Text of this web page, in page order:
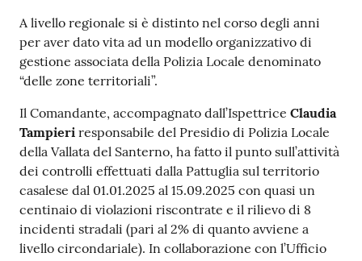
A livello regionale si è distinto nel corso degli anni
per aver dato vita ad un modello organizzativo di
gestione associata della Polizia Locale denominato
“delle zone territoriali”.
Il Comandante, accompagnato dall’Ispettrice Claudia
Tampieri responsabile del Presidio di Polizia Locale
della Vallata del Santerno, ha fatto il punto sull’attività
dei controlli effettuati dalla Pattuglia sul territorio
casalese dal 01.01.2025 al 15.09.2025 con quasi un
centinaio di violazioni riscontrate e il rilievo di 8
incidenti stradali (pari al 2% di quanto avviene a
livello circondariale). In collaborazione con l’Ufficio